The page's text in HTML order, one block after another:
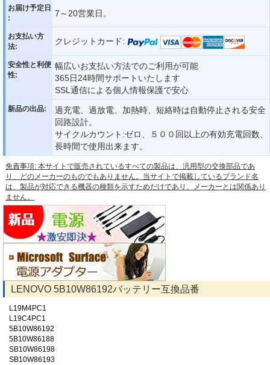
お届け予定日
:
7～20営業日。
お支払い方
法:
クレジットカード:
安全性と利便
性:
幅広いお支払い方法でのご利用が可能
365日24時間サポートいたします
SSL通信による個人情報保護で安心
新品の出品:
過充電、過放電、加熱時、短絡時は自動停止される安全
回路設計。
サイクルカウント:ゼロ、５００回以上の有効充電回数、
長時間で使用出来ます。
免責事項: 本サイトで販売されているすべての製品は、汎用型の交換部品であ
り、どのメーカーのものでもありません。当サイトで掲載しているブランド名
は、製品が対応できる機器の種類を示すためだけであり、メーカーとは関係あり
ません。
LENOVO 5B10W86192バッテリー互換品番
L19M4PC1
L19C4PC1
5B10W86192
5B10W86188
SB10W86198
SB10W86193